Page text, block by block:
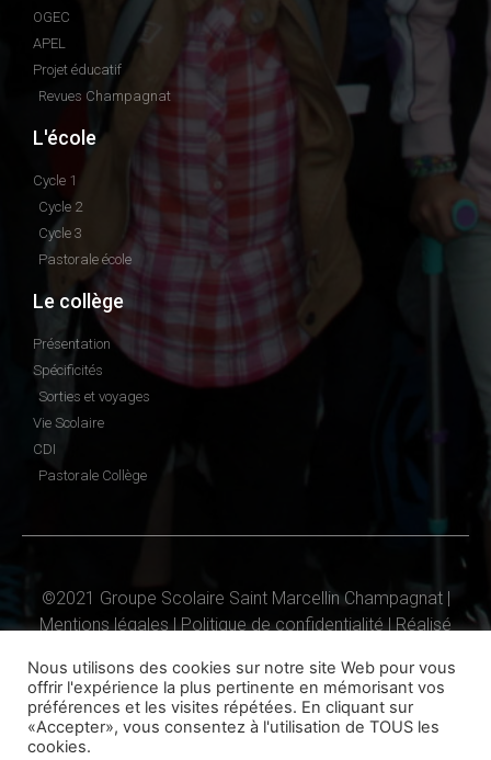
OGEC
APEL
Projet éducatif
Revues Champagnat
L'école
Cycle 1
Cycle 2
Cycle 3
Pastorale école
Le collège
Présentation
Spécificités
Sorties et voyages
Vie Scolaire
CDI
Pastorale Collège
©2021 Groupe Scolaire Saint Marcellin Champagnat |
Mentions légales|Politique de confidentialité| Réalisé
Nous utilisons des cookies sur notre site Web pour vous
offrir l'expérience la plus pertinente en mémorisant vos
préférences et les visites répétées. En cliquant sur
«Accepter», vous consentez à l'utilisation de TOUS les
cookies.